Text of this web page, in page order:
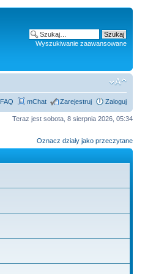
Wyszukiwanie zaawansowane
FAQ mChat Zarejestruj Zaloguj
Teraz jest sobota, 8 sierpnia 2026, 05:34
Oznacz działy jako przeczytane